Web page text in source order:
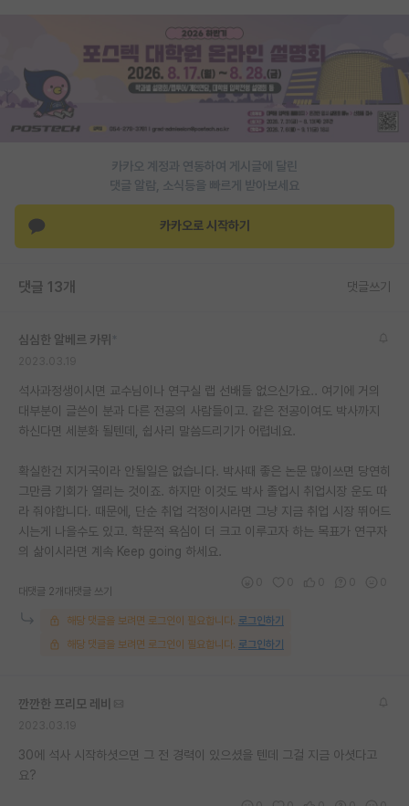
학술 정보 게시판
홍보 게시판
커리어
이벤트
반도체 아카데미
카카오 계정과 연동하여 게시글에 달린
댓글 알람, 소식등을 빠르게 받아보세요
카카오로 시작하기
댓글 13개 댓글쓰기
심심한 알베르 카뮈
석사과정생이시면 교수님이나 연구실 랩 선배들 없으신가요.. 여기에 거의
대부분이 글쓴이 분과 다른 전공의 사람들이고. 같은 전공이여도 박사까지
하신다면 세분화 될텐데, 쉽사리 말씀드리기가 어렵네요.
확실한건 지거국이라 안될일은 없습니다. 박사때 좋은 논문 많이쓰면 당연히
그만큼 기회가 열리는 것이죠. 하지만 이것도 박사 졸업시 취업시장 운도 따
라 줘야합니다. 때문에, 단순 취업 걱정이시라면 그냥 지금 취업 시장 뛰어드
시는게 나을수도 있고. 학문적 욕심이 더 크고 이루고자 하는 목표가 연구자
의 삶이시라면 계속 Keep going 하세요.
대댓글 2개 대댓글 쓰기
해당 댓글을 보려면 로그인이 필요합니다. 로그인하기
해당 댓글을 보려면 로그인이 필요합니다. 로그인하기
깐깐한 프리모 레비
30에 석사 시작하셧으면 그 전 경력이 있으셨을 텐데 그걸 지금 아셧다고
요?